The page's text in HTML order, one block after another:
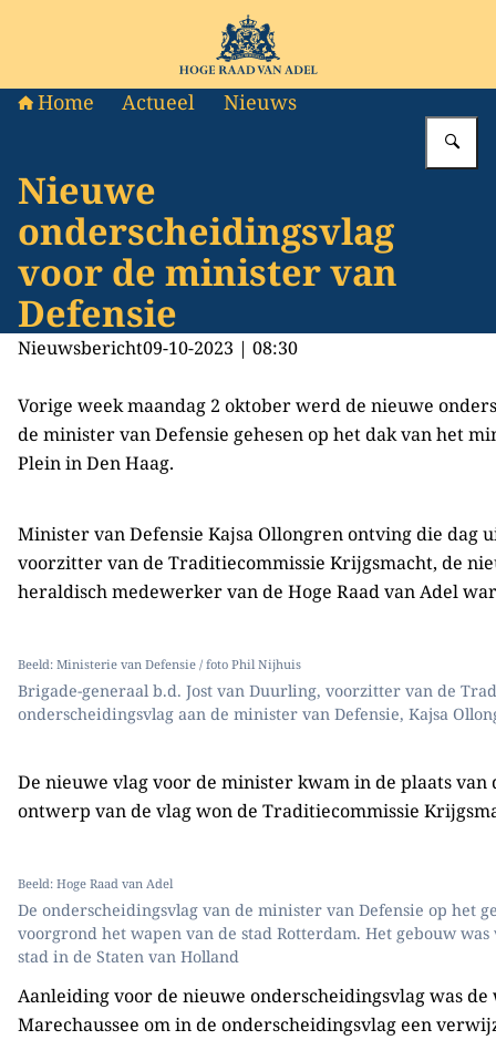
Naar de homepage van Hoge Raad van Adel
Home Actueel Nieuws
Nieuwe
onderscheidingsvlag
voor de minister van
Defensie
Nieuwsbericht09-10-2023 | 08:30
Vorige week maandag 2 oktober werd de nieuwe
de minister van Defensie gehesen op het dak van het
Plein in Den Haag.
Minister van Defensie Kajsa Ollongren ontving die dag
voorzitter van de Traditiecommissie Krijgsmacht, de
heraldisch medewerker van de Hoge Raad van Adel
Beeld: Ministerie van Defensie / foto Phil Nijhuis
Brigade-generaal b.d. Jost van Duurling, voorzitter van de
onderscheidingsvlag aan de minister van Defensie, Kajsa
De nieuwe vlag voor de minister kwam in de plaats
ontwerp van de vlag won de Traditiecommissie
Beeld: Hoge Raad van Adel
De onderscheidingsvlag van de minister van Defensie op het
voorgrond het wapen van de stad Rotterdam. Het gebouw
stad in de Staten van Holland
Aanleiding voor de nieuwe onderscheidingsvlag was
Marechaussee om in de onderscheidingsvlag een